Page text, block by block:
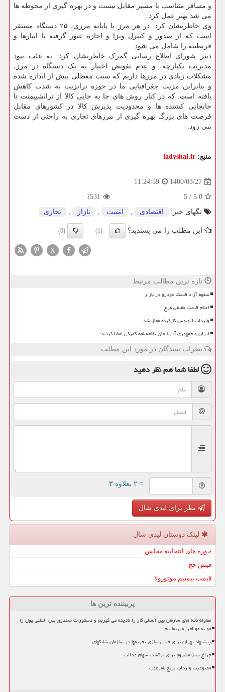
و مسافر متناسب با مسیر مقابل نیست و در بهره گیری از محوطه ها
می شد بهتر عمل کرد.
وی خاطرنشان کرد: در هر مرز یا پایانه مرزی، ۲۵ دستگاه مستقر
است که از صدور و کنترل ویزا و اجازه عبور گرفته تا انبارها و
قرنطینه را شامل می شود.
دبیر شورای اطلاع رسانی گمرک خاطرنشان کرد: به علت نبود
مدیریت یکپارچه، و عدم تفویض اختیار به یک دستگاه در مرز،
مشکلات زیادی در مرزها داریم که سبب معطلی بیش از اندازه شده
و بنابراین مزیت جغرافیایی ما در حوزه ترانزیت به شدت کاهش
یافته است. که در کنار روش های جا به جایی کالا از ترانشیپمنت تا
جابجایی کشنده ها و محدودیت پذیرش کالا در کشورهای مقابل
فرصت های بزرگ بهره گیری از مرزهای تجاری به راحتی از دست
می رود.
منبع: ladyshal.ir
1400/03/27
11:24:59
5.0
/
5
1531
تگهای خبر:
اقتصادی , امنیت , بازار , تجاری
این مطلب را می پسندید؟ (1)
(0)
X
تازه ترین مطالب مرتبط
سقوط آزاد قیمت خودرو در بازار
اعلام قیمت حقیقی مرغ
واردات اتوبوس کارکرده مجاز شد
ایران و جمهوری آذربایجان تفاهمنامه گمرکی امضا کردند
نظرات بینندگان در مورد این مطلب
لطفا شما همنظر دهید
= ۲ بعلاوه ۳
نظر برای لیدی شال
لینک دوستان لیدی شال
حوزه های انتخابیه مجلس
فیش حج
قیمت بیسیم موتورولا
پربیننده ترین ها
مقاوله نامه های سازمان بین المللی کار را نادیده می گیریم و دستورات صندوق بین المللی پول را
مو به مو اجرا می نماییم
پیشنهاد تهران برای خنثی سازی تحریمها در سازمان شانگهای
چراغ سبز مشروط برای برگشت سهام عدالت
ممنوعیت واردات برنج نامرغوب